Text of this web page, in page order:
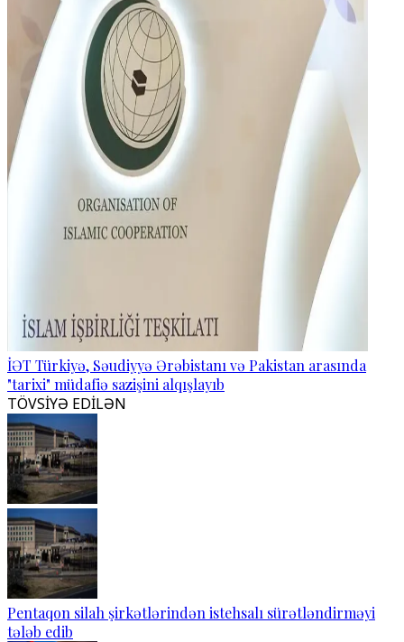
İƏT Türkiyə, Səudiyyə Ərəbistanı və Pakistan arasında
"tarixi" müdafiə sazişini alqışlayıb
TÖVSİYƏ EDİLƏN
Pentaqon silah şirkətlərindən istehsalı sürətləndirməyi
tələb edib